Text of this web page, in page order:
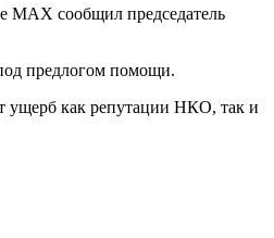
МАХ сообщил председатель
предлогом помощи.
ущерб как репутации НКО, так и